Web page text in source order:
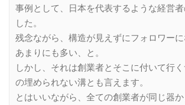
事例として、日本を代表するような経営
した。
残念ながら、構造が見えずにフォロワー
あまりにも多い、と。
しかし、それは創業者とそこに付いて行
の埋められない溝とも言えます。
とはいいながら、全ての創業者が同じ器